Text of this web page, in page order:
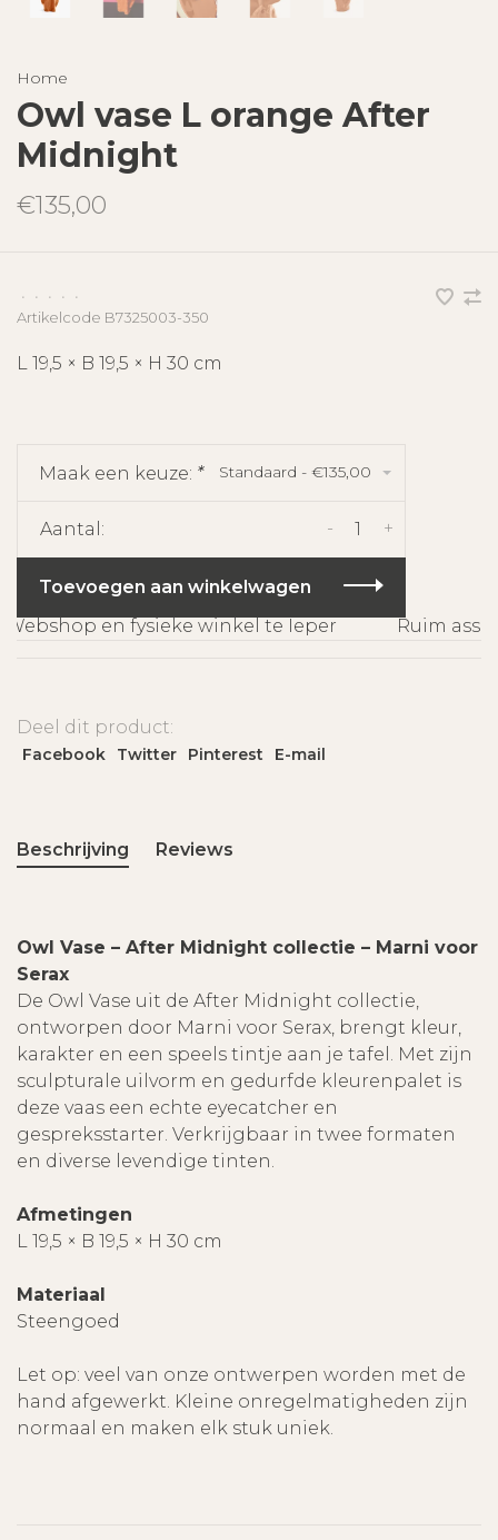
Home
Owl vase L orange After
Midnight
€135,00
• • • •
•
Artikelcode B7325003-350
L 19,5 × B 19,5 × H 30 cm
Maak een keuze: * Standaard - €135,00
Aantal: +
-
Toevoegen aan winkelwagen
en fysieke winkel te Ieper
Ruim
Deel dit product:
Facebook Twitter Pinterest E-mail
Beschrijving Reviews
Owl Vase – After Midnight collectie – Marni voor
Serax
De Owl Vase uit de After Midnight collectie,
ontworpen door Marni voor Serax, brengt kleur,
karakter en een speels tintje aan je tafel. Met zijn
sculpturale uilvorm en gedurfde kleurenpalet is
deze vaas een echte eyecatcher en
gespreksstarter. Verkrijgbaar in twee formaten
en diverse levendige tinten.
Afmetingen
L 19,5 × B 19,5 × H 30 cm
Materiaal
Steengoed
Let op: veel van onze ontwerpen worden met de
hand afgewerkt. Kleine onregelmatigheden zijn
normaal en maken elk stuk uniek.